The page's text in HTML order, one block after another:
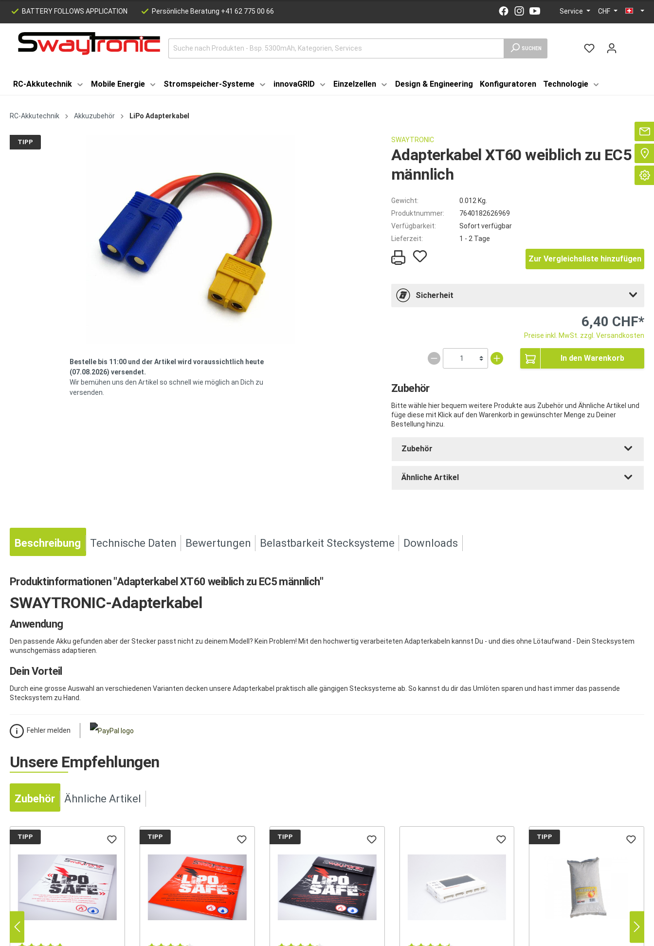
BATTERY FOLLOWS APPLICATION Persönliche Beratung +41 62 775 00 66 Service CHF
SUCHEN
RC-Akkutechnik Mobile Energie Stromspeicher-Systeme innovaGRID Einzelzellen Design & Engineering Konfiguratoren Technologie
RC-Akkutechnik Akkuzubehör LiPo Adapterkabel
TIPP
Bestelle bis 11:00 und der Artikel wird voraussichtlich heute
(07.08.2026) versendet.
Wir bemühen uns den Artikel so schnell wie möglich an Dich zu
versenden.
SWAYTRONIC
Adapterkabel XT60 weiblich zu EC5
männlich
Gewicht:
0.012 Kg.
Produktnummer:
7640182626969
Verfügbarkeit:
Sofort verfügbar
Lieferzeit:
1 - 2 Tage
Zur Vergleichsliste hinzufügen
Sicherheit
6,40 CHF*
Preise inkl. MwSt. zzgl. Versandkosten
In den Warenkorb
Zubehör
Bitte wähle hier bequem weitere Produkte aus Zubehör und Ähnliche Artikel und
füge diese mit Klick auf den Warenkorb in gewünschter Menge zu Deiner
Bestellung hinzu.
Zubehör
Ähnliche Artikel
Beschreibung Technische Daten Bewertungen Belastbarkeit Stecksysteme Downloads
Produktinformationen "Adapterkabel XT60 weiblich zu EC5 männlich"
SWAYTRONIC-Adapterkabel
Anwendung
Den passende Akku gefunden aber der Stecker passt nicht zu deinem Modell? Kein Problem! Mit den hochwertig verarbeiteten Adapterkabeln kannst Du - und dies ohne Lötaufwand - Dein Stecksystem
wunschgemäss adaptieren.
Dein Vorteil
Durch eine grosse Auswahl an verschiedenen Varianten decken unsere Adapterkabel praktisch alle gängigen Stecksysteme ab. So kannst du dir das Umlöten sparen und hast immer das passende
Stecksystem zu Hand.
Fehler melden
Unsere Empfehlungen
Zubehör Ähnliche Artikel
TIPP TIPP TIPP TIPP